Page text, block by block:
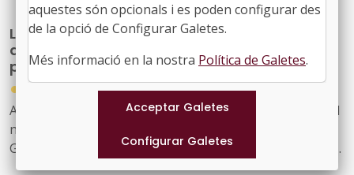
La Generalitat actualitza el model de relació
amb L'Energètica per reforçar els serveis
públics d'energia
●
Acord GOV/198/2026, de 28 de juliol, pel qual s'aprova el
nou model de relació entre l'Administració de la
Generalitat i el seu sector públic i Energies Renovables
Públiques de Catalunya, SAU (L'Energètica), i
aquestes són opcionals i es poden configurar des
de la opció de Configurar Galetes.
Més informació en la nostra Política de Galetes.